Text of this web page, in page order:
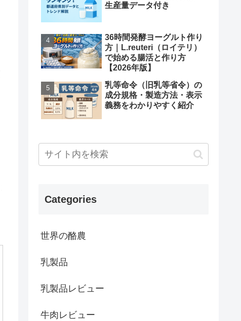
生産量データ付き
36時間発酵ヨーグルト作り
方｜L.reuteri（ロイテリ）
で始める腸活と作り方
【2026年版】
乳等命令（旧乳等省令）の
成分規格・製造方法・表示
義務をわかりやすく紹介
Categories
世界の酪農
乳製品
乳製品レビュー
牛肉レビュー